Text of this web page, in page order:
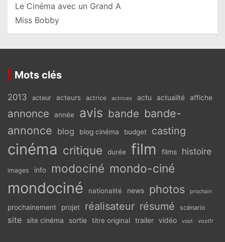
Le Cinéma avec un Grand A
Miss Bobby
Mots clés
2013 acteur acteurs actrice actrices actu actualité affiche
annonce année avis bande bande-
annonce blog blog cinéma budget casting
cinéma critique durée film films histoire
images info modociné mondo-ciné
mondociné nationalité news photos prochain
prochainement projet réalisateur résumé scénario
site site cinéma sortie titre original trailer vidéo vost vostfr